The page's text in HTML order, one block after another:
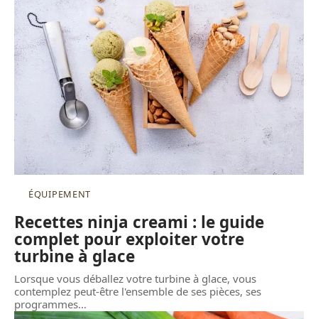
ÉQUIPEMENT
Recettes ninja creami : le guide
complet pour exploiter votre
turbine à glace
Lorsque vous déballez votre turbine à glace, vous
contemplez peut-être l'ensemble de ses pièces, ses
programmes…